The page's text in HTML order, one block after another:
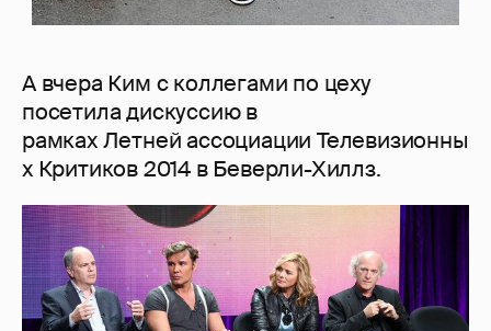
А вчера Ким с коллегами по цеху
посетила дискуссию в
рамках Летней ассоциации Телевизионны
х Критиков 2014 в Беверли-Хиллз.